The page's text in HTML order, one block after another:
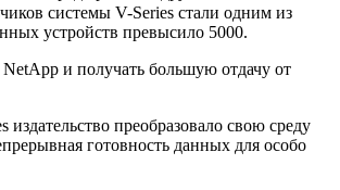
системы V-Series стали одним из
устройств превысило 5000.
и получать большую отдачу от
преобразовало свою среду
готовность данных для особо